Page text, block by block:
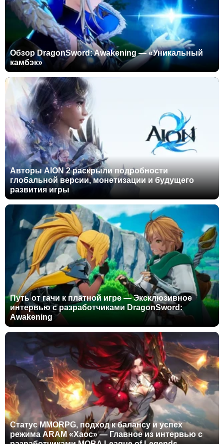
Обзор DragonSword: Awakening — «Уникальный
камбэк»
Авторы AION 2 раскрыли подробности
глобальной версии, монетизации и будущего
развития игры
Путь от гачи к платной игре — Эксклюзивное
интервью с разработчиками DragonSword:
Awakening
Статус MMORPG, подход к балансу и успех
режима ARAM «Хаос» — Главное из интервью с